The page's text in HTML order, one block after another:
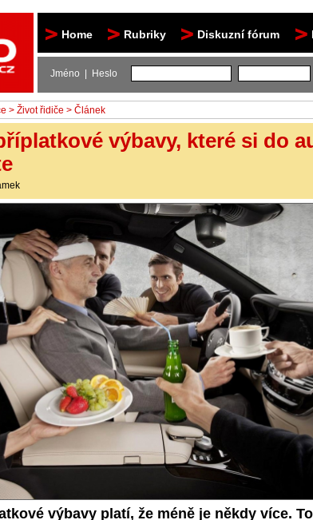
Home Rubriky Diskuzní fórum
Jméno | Heslo
> Život řidiče > Článek
výbavy, které si do
výbavy platí, že méně je někdy více.